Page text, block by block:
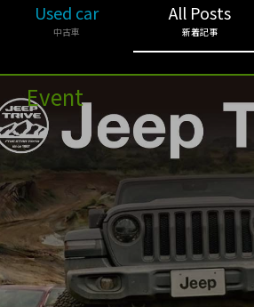
Used car
中古車
All Posts
新着記事
Event